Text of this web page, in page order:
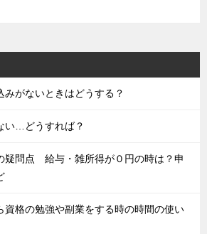
みがないときはどうする？
い…どうすれば？
疑問点 給与・雑所得が０円の時は？申
資格の勉強や副業をする時の時間の使い